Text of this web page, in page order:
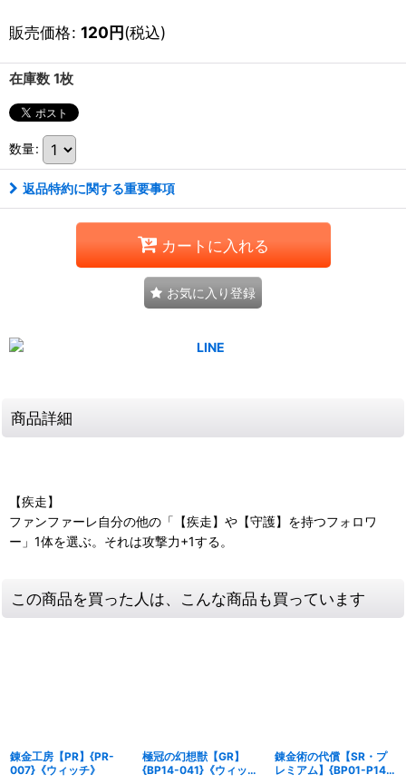
販売価格: 120円(税込)
在庫数 1枚
数量:
返品特約に関する重要事項
カートに入れる
お気に入り登録
商品詳細
【疾走】
ファンファーレ自分の他の「【疾走】や【守護】を持つフォロワ
ー」1体を選ぶ。それは攻撃力+1する。
この商品を買った人は、こんな商品も買っています
錬金工房【PR】{PR-
007}《ウィッチ》
極冠の幻想獣【GR】
{BP14-041}《ウィッ
錬金術の代償【SR・プ
レミアム】{BP01-P14}